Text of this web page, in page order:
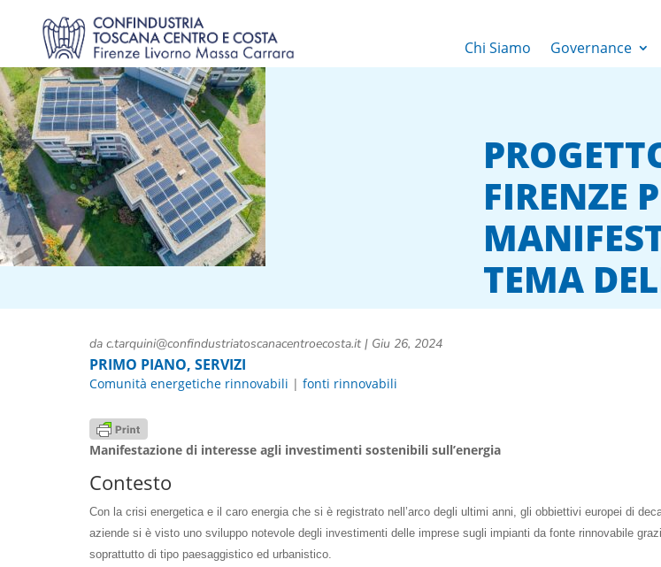
Chi Siamo Governance
FIRENZE
TEMA
da c.tarquini@confindustriatoscanacentroecosta.it| Giu 26, 2024
PRIMO PIANO, SERVIZI
Comunità energetiche rinnovabili | fonti rinnovabili
Manifestazione di interesse agli investimenti sostenibili sull’energia
Contesto
Con la crisi energetica e il caro energia che si è registrato nell’arco degli ultimi anni, gli obbiettivi europei di
aziende si è visto uno sviluppo notevole degli investimenti delle imprese sugli impianti da fonte rinnovabile
soprattutto di tipo paesaggistico ed urbanistico.